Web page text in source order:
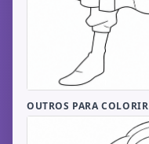
OUTROS PARA COLORIR